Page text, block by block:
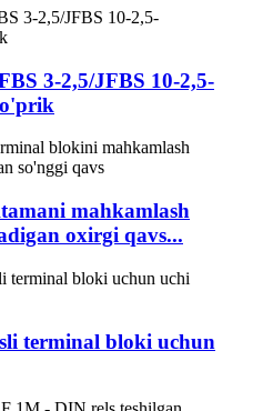
3-2,5/JFBS 10-2,5-
mahkamlash
oxirgi qavs...
terminal bloki uchun